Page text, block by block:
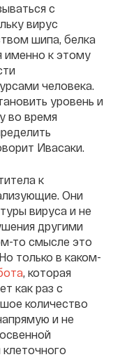
с
вирус
шипа, белка
именно к этому
человека.
уровень и
во время
Ивасаки.
к
Они
вируса и не
другими
то смысле это
только в каком-
, которая
как раз с
количество
и не